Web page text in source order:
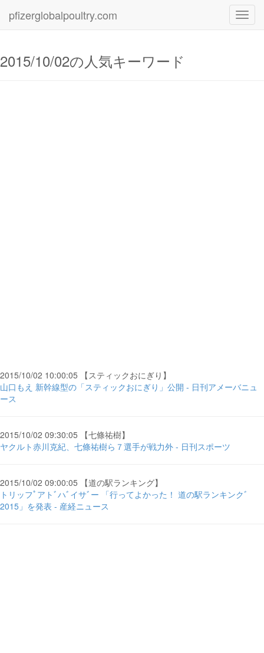
pfizerglobalpoultry.com
2015/10/02の人気キーワード
2015/10/02 10:00:05 【スティックおにぎり】
山口もえ 新幹線型の「スティックおにぎり」公開 - 日刊アメーバニュ
ース
2015/10/02 09:30:05 【七條祐樹】
ヤクルト赤川克紀、七條祐樹ら７選手が戦力外 - 日刊スポーツ
2015/10/02 09:00:05 【道の駅ランキング】
トリッフﾟアトﾞハﾞイサﾞー 「行ってよかった！ 道の駅ランキンクﾞ
2015」を発表 - 産経ニュース